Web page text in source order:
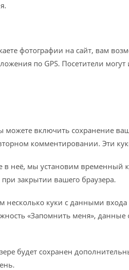
фотографии на сайт, вам
по GPS. Посетители
включить сохранение
комментировании. Эти
в неё, мы установим
закрытии вашего браузера.
куки с данными
«Запомнить меня», данные
будет сохранен